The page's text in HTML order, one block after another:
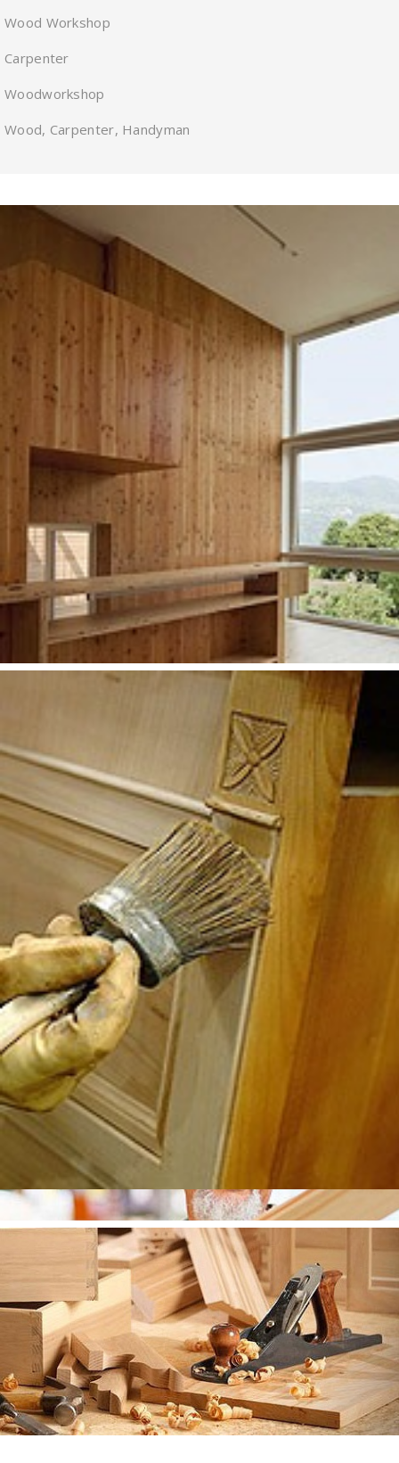
Wood Workshop
Carpenter
Woodworkshop
Wood, Carpenter, Handyman